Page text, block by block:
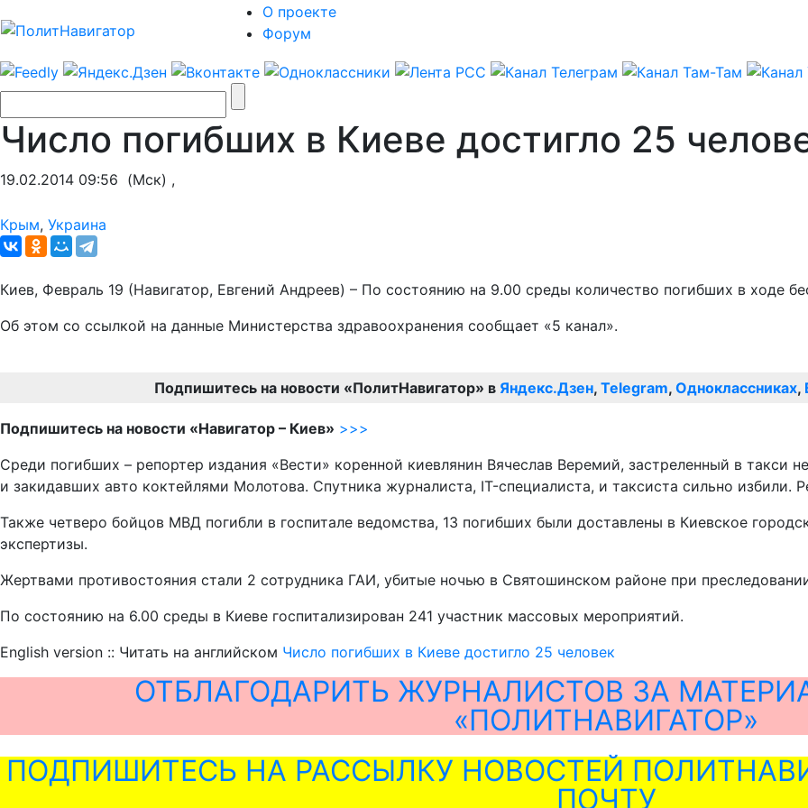
О проекте
Форум
Число погибших в Киеве достигло 25
19.02.2014 09:56 (Мск) ,
Крым, Украина
Киев, Февраль 19 (Навигатор, Евгений Андреев) – По состоянию на 9.00 среды количество погибших в ходе
Об этом со ссылкой на данные Министерства здравоохранения сообщает «5 канал».
Подпишитесь на новости «ПолитНавигатор» в Яндекс.Дзен, Telegram, Одноклассниках,
Подпишитесь на новости «Навигатор – Киев» >>>
Среди погибших – репортер издания «Вести» коренной киевлянин Вячеслав Веремий, застреленный в такси
и закидавших авто коктейлями Молотова. Спутника журналиста, IT-специалиста, и таксиста сильно избили.
Также четверо бойцов МВД погибли в госпитале ведомства, 13 погибших были доставлены в Киевское
экспертизы.
Жертвами противостояния стали 2 сотрудника ГАИ, убитые ночью в Святошинском районе при
По состоянию на 6.00 среды в Киеве госпитализирован 241 участник массовых мероприятий.
English version :: Читать на английском Число погибших в Киеве достигло 25 человек
ОТБЛАГОДАРИТЬ ЖУРНАЛИСТОВ ЗА
«ПОЛИТНАВИГАТОР»
ПОДПИШИТЕСЬ НА РАССЫЛКУ НОВОСТЕЙ
ПОЧТУ